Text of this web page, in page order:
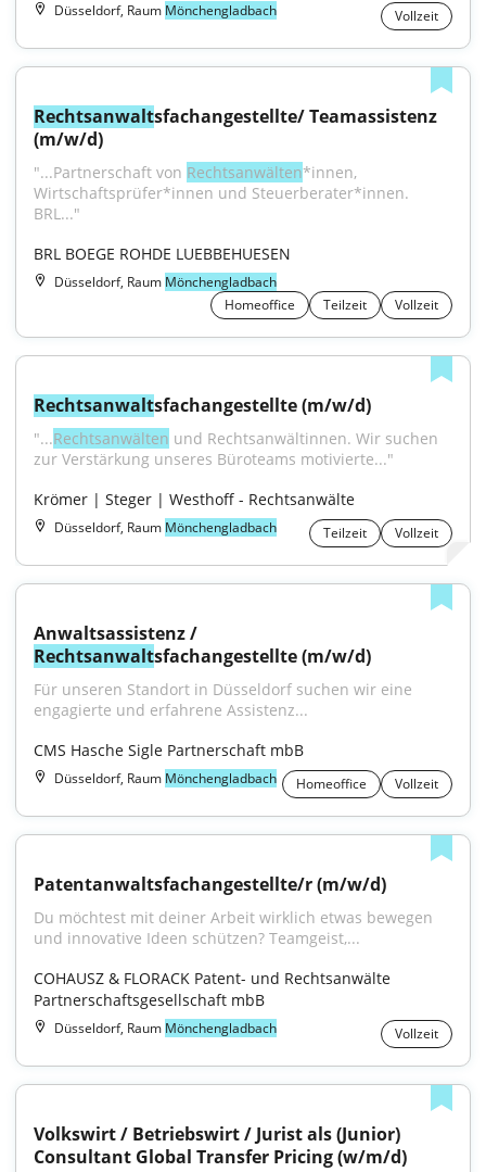
Düsseldorf, Raum Mönchengladbach Vollzeit
Rechtsanwaltsfachangestellte/ Teamassistenz
(m/w/d)
"...Partnerschaft von Rechtsanwälten*innen,
Wirtschaftsprüfer*innen und Steuerberater*innen.
BRL..."
BRL BOEGE ROHDE LUEBBEHUESEN
Düsseldorf, Raum Mönchengladbach
Homeoffice
Teilzeit Vollzeit
Rechtsanwaltsfachangestellte (m/w/d)
"...Rechtsanwälten und Rechtsanwältinnen. Wir suchen
zur Verstärkung unseres Büroteams motivierte..."
Krömer | Steger | Westhoff - Rechtsanwälte
Düsseldorf, Raum Mönchengladbach Teilzeit Vollzeit
Rechtsanwaltsfachangestellte (m/w/d)
Für unseren Standort in Düsseldorf suchen wir eine
engagierte und erfahrene Assistenz...
CMS Hasche Sigle Partnerschaft mbB
Düsseldorf, Raum Mönchengladbach Homeoffice Vollzeit
Patentanwaltsfachangestellte/r (m/w/d)
Du möchtest mit deiner Arbeit wirklich etwas bewegen
und innovative Ideen schützen? Teamgeist,...
COHAUSZ & FLORACK Patent- und Rechtsanwälte
Partnerschaftsgesellschaft mbB
Düsseldorf, Raum Mönchengladbach Vollzeit
Volkswirt / Betriebswirt / Jurist als (Junior)
Consultant Global Transfer Pricing (w/m/d)